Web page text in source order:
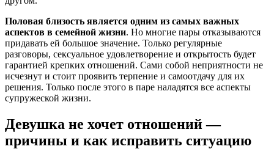
Половая близость является одним из самых важных
аспектов в семейной жизни. Но многие пары отказываются
придавать ей большое значение. Только регулярные
разговоры, сексуальное удовлетворение и открытость будет
гарантией крепких отношений. Сами собой неприятности не
исчезнут и стоит проявить терпение и самоотдачу для их
решения. Только после этого в паре наладятся все аспекты
супружеской жизни.
Девушка не хочет отношений —
причины и как исправить ситуацию